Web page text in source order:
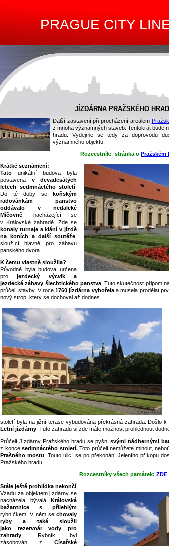
PRAGUE CITY
JÍZDÁRNA PRAŽSKÉHO
Další zastavení při procházení areálem
z mnoha významných staveb. Tentokrát bude
hradu. Vydejme se tedy za doprovodu
významného objektu.
Rozcestník: stránka o Pražském
Krátké seznámení:
Tato unikátní budova byla
postavena v devadesátých
letech sedmnáctého století
Do té doby se koňským
radovánkám panstvo
oddávalo v nedaleké
Míčovně , nacházející se
v Královské zahradě. Zde se
konaly turnaje a klání v jízdě
na koních a další soutěže
sloužící hlavně pro zábavu
panského dvora.
K čemu vlastně sloužila?
Původně byla budova určena
projezdecký výcvik a
jezdecké zábavy šlechtického panstva. Tuto skutečnost
průčelí stavby. V roce1760 jízdárna vyhořelaa musela prodělat
nový strop, který se dochoval až dodnes.
století byla na jižní terase vybudována překrásná zahrada. Došlo
Letní jízdárny . Tuto zahradu si zde máte možnost prohlédnout
Průčelí Jízdárny Pražského hradu se pyšnísvými nádhernými
z koncesedmnáctého století.Toto průčelí nemůžete minout,
Prašného mostu . Touto ulicí se po překonání Jeleního příkopu
Pražského hradu.
Rozcestníky všech památek: ZDE
Stále ještě prohlídka nekončí:
Vzadu za objektem jízdárny se
nacházela bývalá Královská
bažantnice s přilehlým
rybníčkem. V něm se chovaly
ryby a také sloužil
jako rezervoár vody pro
zahrady . Rybník byl
zásobován z Císařské